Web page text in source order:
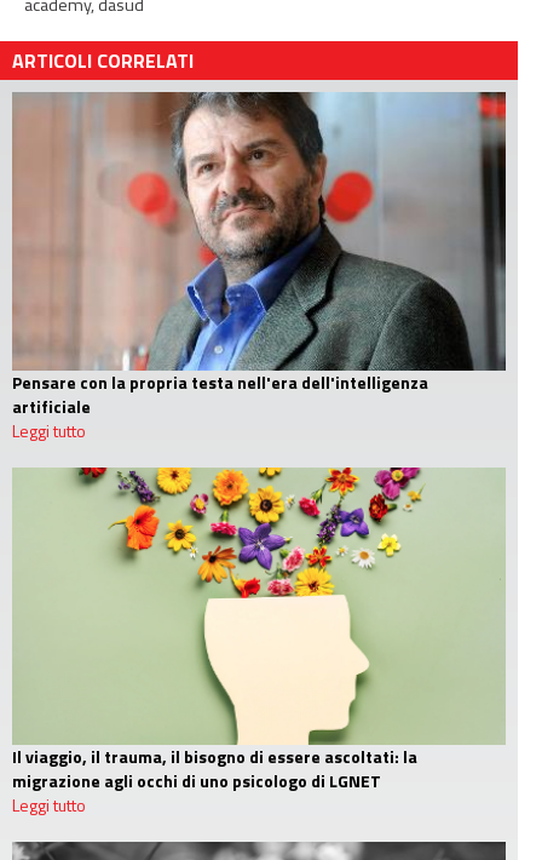
ARTICOLI CORRELATI
Pensare con la propria testa nell'era dell'intelligenza
artificiale
Leggi tutto
Il viaggio, il trauma, il bisogno di essere ascoltati: la
migrazione agli occhi di uno psicologo di LGNET
Leggi tutto